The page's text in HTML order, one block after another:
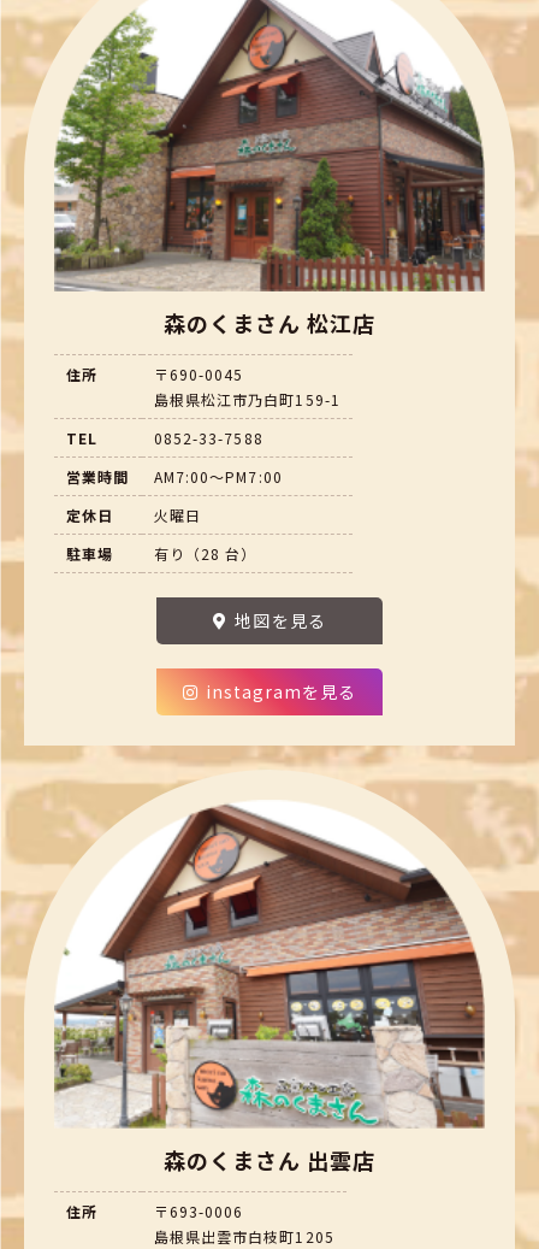
森のくまさん 松江店
住所
〒690-0045
島根県松江市乃白町159-1
TEL
0852-33-7588
営業時間
AM7:00～PM7:00
定休日
火曜日
駐車場
有り（28 台）
地図を見る
instagramを見る
森のくまさん 出雲店
住所
〒693-0006
島根県出雲市白枝町1205